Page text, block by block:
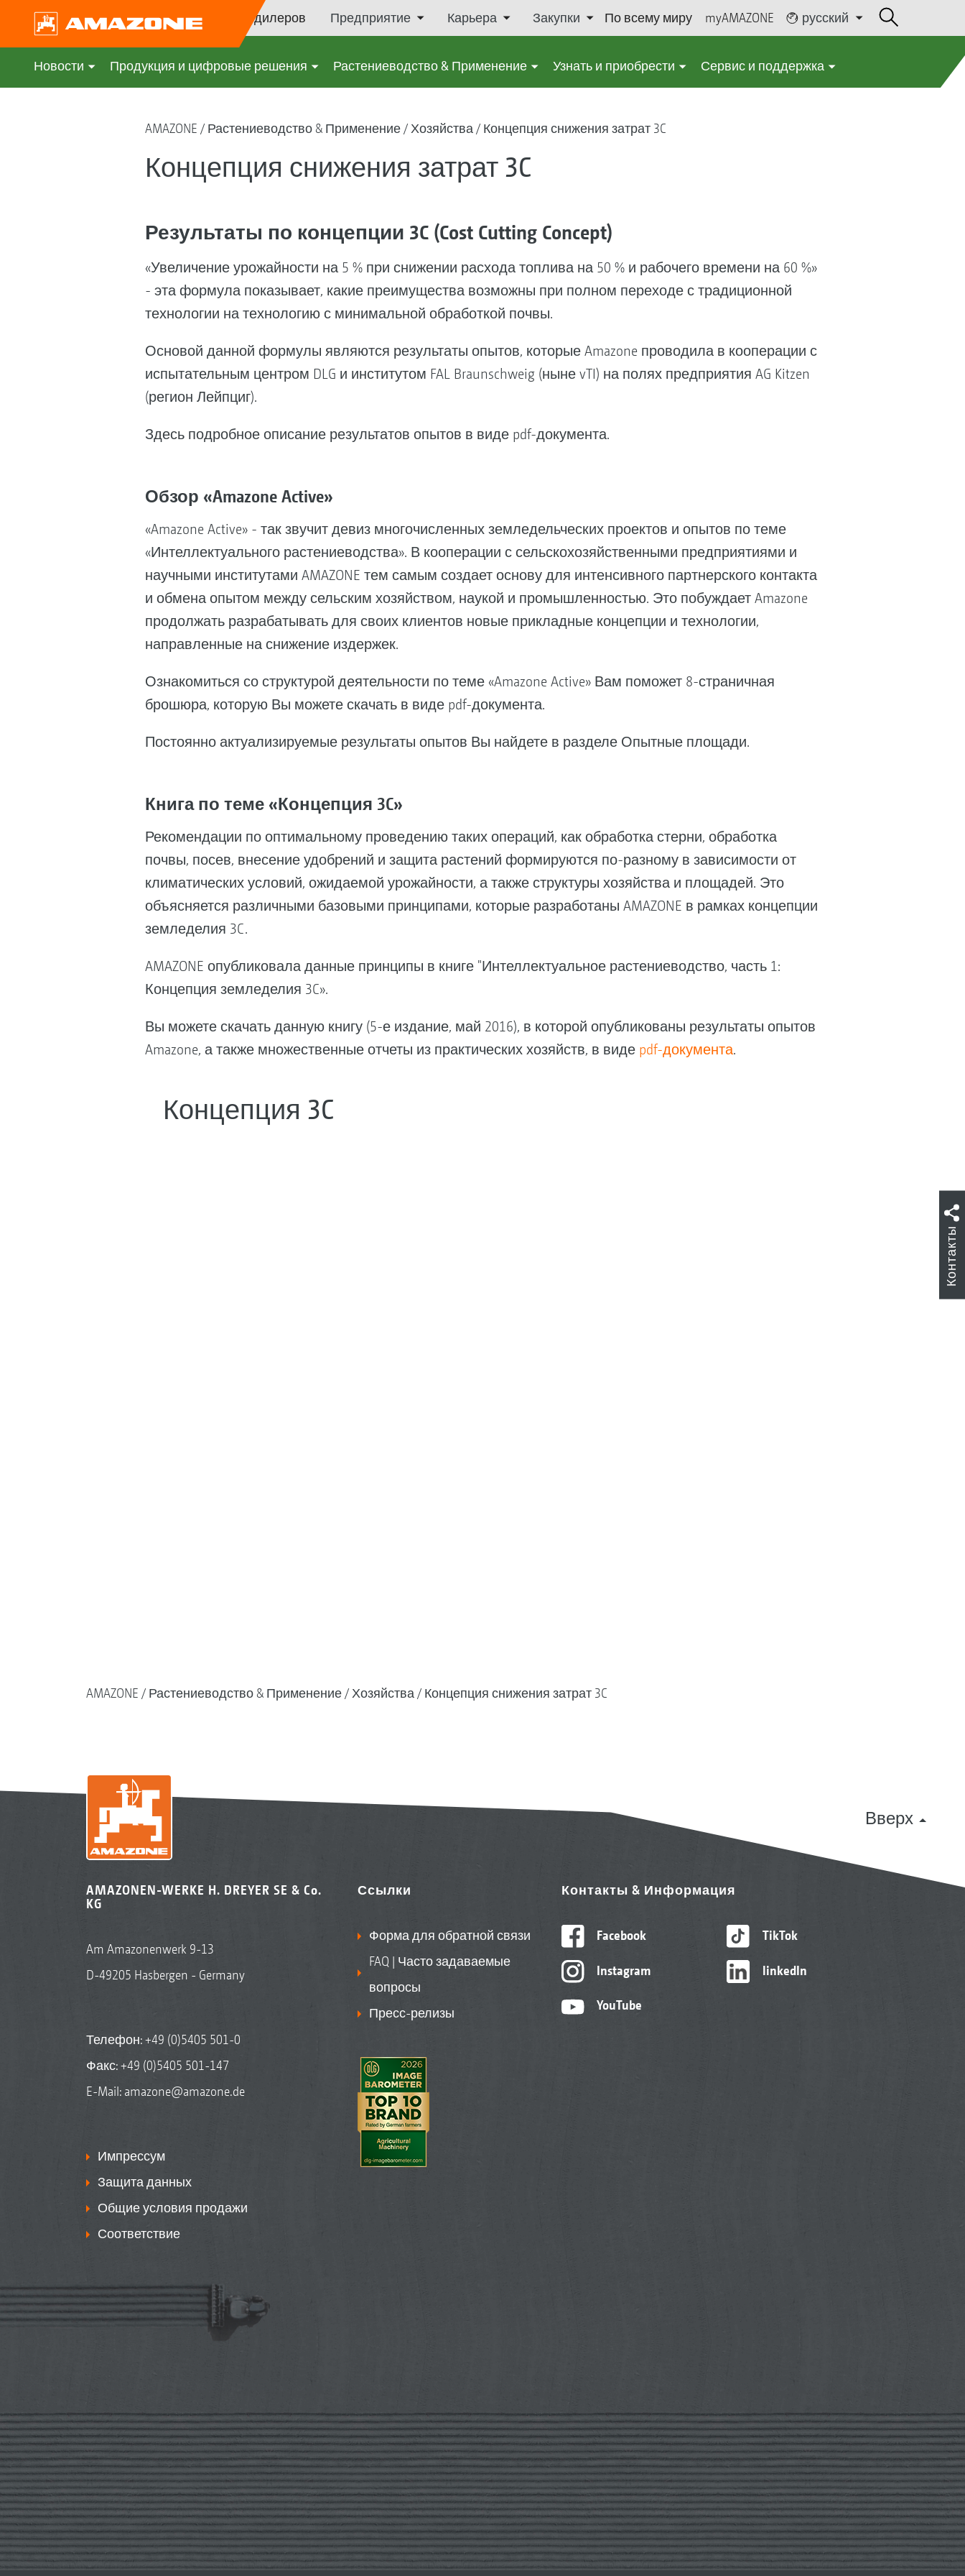
Поиск дилеров Предприятие Карьера Закупки По всему миру myAMAZONE русский
Новости Продукция и цифровые решения Растениеводство & Применение Узнать и приобрести Сервис и поддержка
AMAZONE Растениеводство & Применение Хозяйства Концепция снижения затрат 3C
Концепция снижения затрат 3C
Результаты по концепции 3C (Cost Cutting Concept)
«Увеличение урожайности на 5 % при снижении расхода топлива на 50 % и рабочего времени на 60 %»
- эта формула показывает, какие преимущества возможны при полном переходе с традиционной
технологии на технологию с минимальной обработкой почвы.
Основой данной формулы являются результаты опытов, которые Amazone проводила в кооперации с
испытательным центром DLG и институтом FAL Braunschweig (ныне vTI) на полях предприятия AG Kitzen
(регион Лейпциг).
Здесь подробное описание результатов опытов в виде pdf-документа.
Обзор «Amazone Active»
«Amazone Active» - так звучит девиз многочисленных земледельческих проектов и опытов по теме
«Интеллектуального растениеводства». В кооперации с сельскохозяйственными предприятиями и
научными институтами AMAZONE тем самым создает основу для интенсивного партнерского контакта
и обмена опытом между сельским хозяйством, наукой и промышленностью. Это побуждает Amazone
продолжать разрабатывать для своих клиентов новые прикладные концепции и технологии,
направленные на снижение издержек.
Ознакомиться со структурой деятельности по теме «Amazone Active» Вам поможет 8-страничная
брошюра, которую Вы можете скачать в виде pdf-документа.
Постоянно актуализируемые результаты опытов Вы найдете в разделе Опытные площади.
Книга по теме «Концепция 3C»
Рекомендации по оптимальному проведению таких операций, как обработка стерни, обработка
почвы, посев, внесение удобрений и защита растений формируются по-разному в зависимости от
климатических условий, ожидаемой урожайности, а также структуры хозяйства и площадей. Это
объясняется различными базовыми принципами, которые разработаны AMAZONE в рамках концепции
земледелия 3C.
AMAZONE опубликовала данные принципы в книге "Интеллектуальное растениеводство, часть 1:
Концепция земледелия 3C».
Вы можете скачать данную книгу (5-е издание, май 2016), в которой опубликованы результаты опытов
Amazone, а также множественные отчеты из практических хозяйств, в виде pdf-документа.
Концепция 3C
AMAZONE Растениеводство & Применение Хозяйства Концепция снижения затрат 3C
Вверх
AMAZONEN-WERKE H. DREYER SE & Co.
KG
Am Amazonenwerk 9-13
D-49205 Hasbergen - Germany
Телефон:+49 (0)5405 501-0
Факс: +49 (0)5405 501-147
E-Mail: amazone@amazone.de
Импрессум
Защита данных
Общие условия продажи
Соответствие
Ссылки
Форма для обратной связи
FAQ | Часто задаваемые
вопросы
Пресс-релизы
Контакты & Информация
Facebook
Instagram
YouTube
TikTok
linkedIn
Контакты